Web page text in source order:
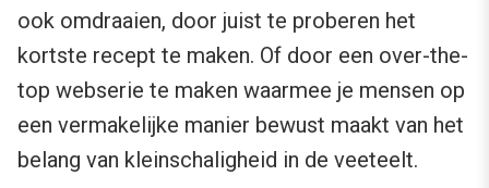
ook omdraaien, door juist te proberen het
kortste recept te maken. Of door een over-the-
top webserie te maken waarmee je mensen op
een vermakelijke manier bewust maakt van het
belang van kleinschaligheid in de veeteelt.